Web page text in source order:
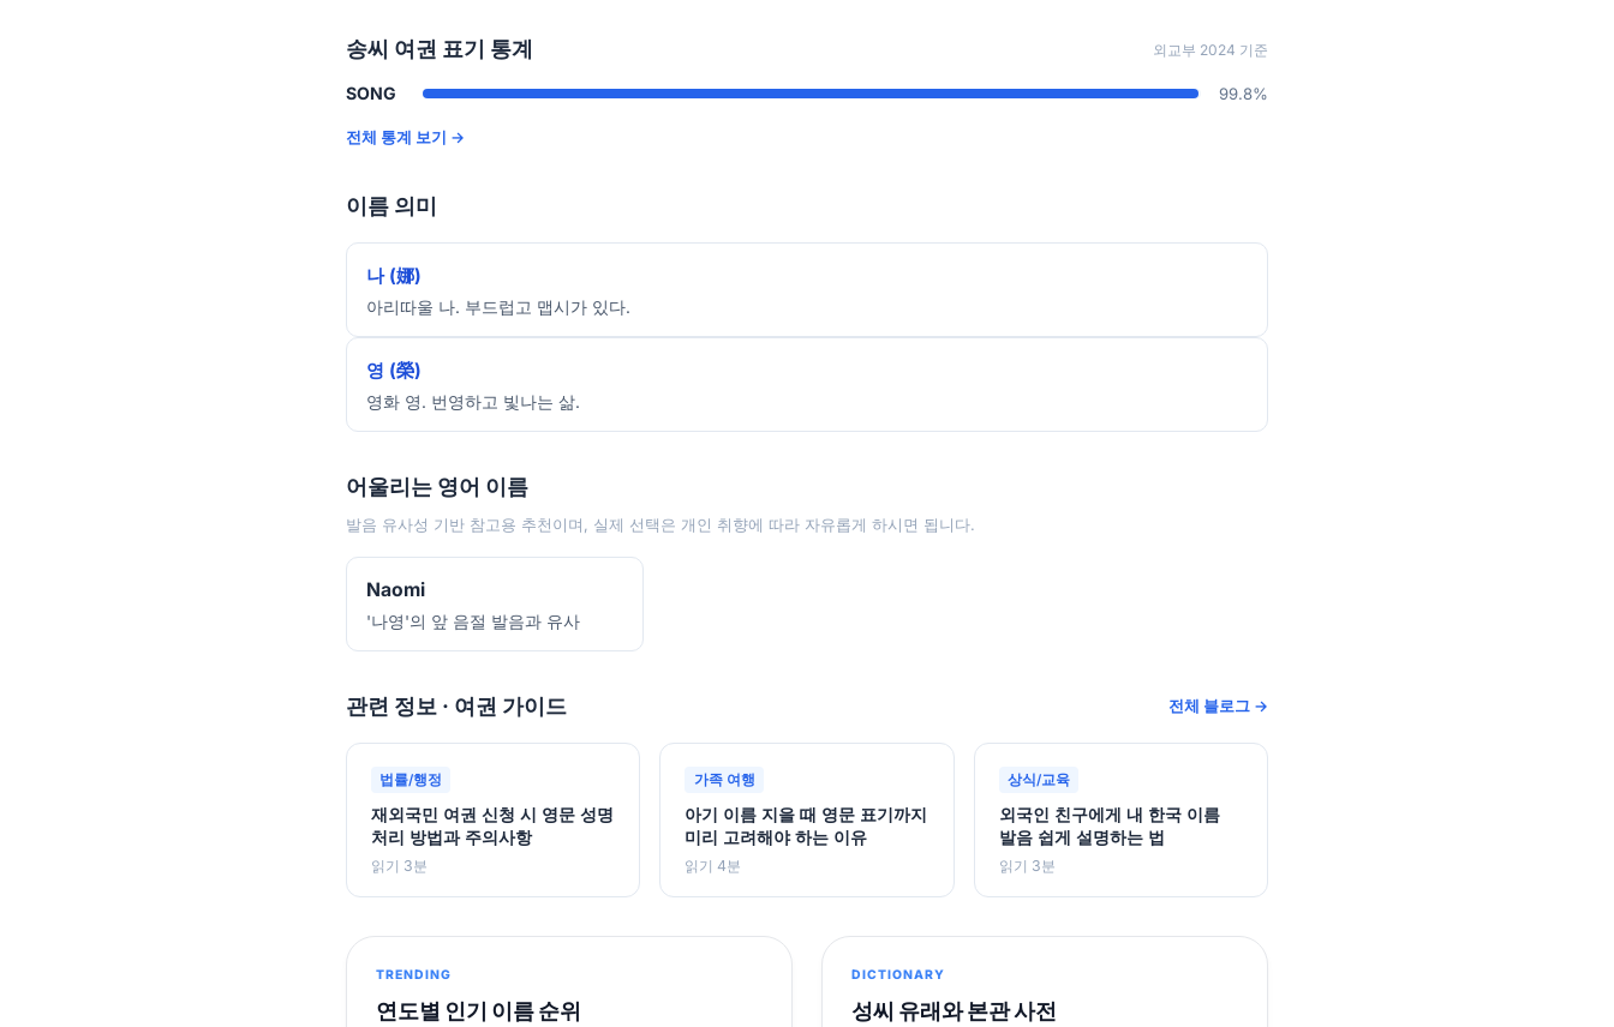
송씨 여권 표기 통계 외교부 2024 기준
SONG 99.8%
전체 통계 보기 →
이름 의미
나 (娜)
아리따울 나. 부드럽고 맵시가 있다.
영 (榮)
영화 영. 번영하고 빛나는 삶.
어울리는 영어 이름
발음 유사성 기반 참고용 추천이며, 실제 선택은 개인 취향에 따라 자유롭게 하시면 됩니다.
Naomi
'나영'의 앞 음절 발음과 유사
관련 정보 · 여권 가이드 전체 블로그 →
법률/행정
재외국민 여권 신청 시 영문 성명
처리 방법과 주의사항
읽기 3분
가족 여행
아기 이름 지을 때 영문 표기까지
미리 고려해야 하는 이유
읽기 4분
상식/교육
외국인 친구에게 내 한국 이름
발음 쉽게 설명하는 법
읽기 3분
TRENDING
연도별 인기 이름 순위
DICTIONARY
성씨 유래와 본관 사전